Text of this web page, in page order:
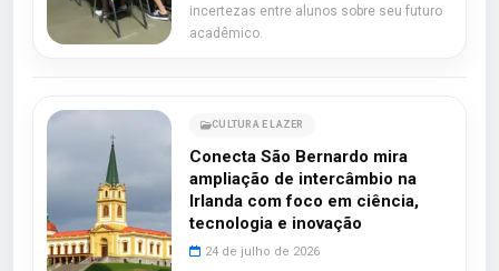
incertezas entre alunos sobre seu futuro
acadêmico.
CULTURA E LAZER
Conecta São Bernardo mira
ampliação de intercâmbio na
Irlanda com foco em ciência,
tecnologia e inovação
24 de julho de 2026